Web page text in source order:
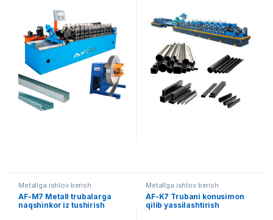
Metallga ishlov berish
AF-M7 Metall trubalarga
naqshinkor iz tushirish
Metallga ishlov berish
AF-K7 Trubani konusimon
qilib yassilashtirish